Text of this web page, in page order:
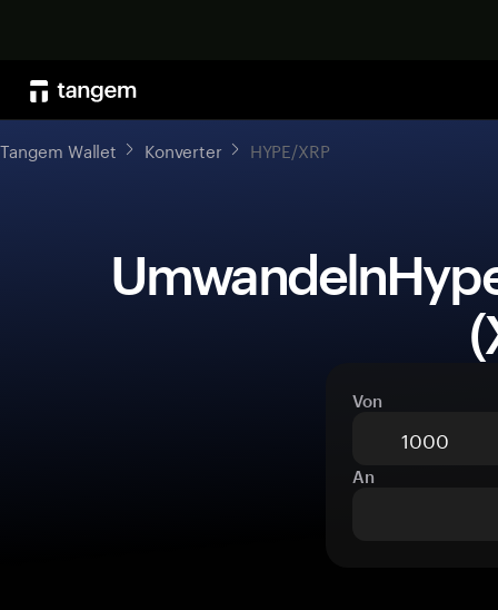
Tangem Wallet Konverter HYPE/XRP
Von
An